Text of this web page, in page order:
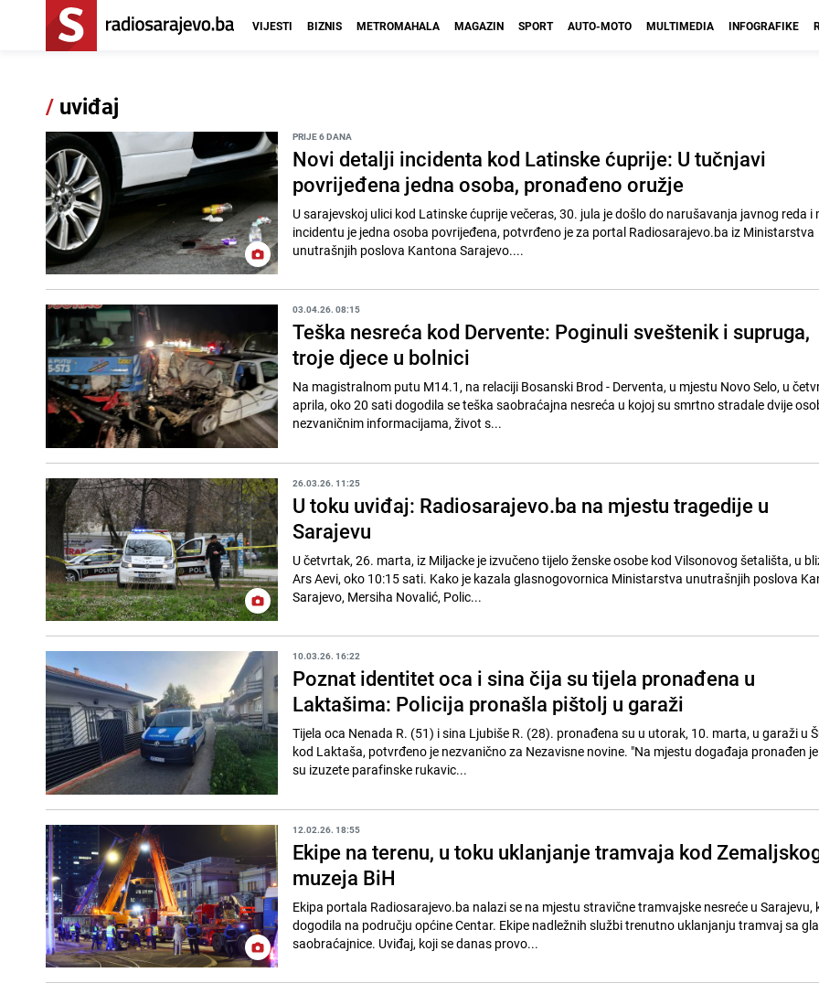
VIJESTI BIZNIS METROMAHALA MAGAZIN SPORT AUTO-MOTO MULTIMEDIA INFOGRAFIKE
/ uviđaj
PRIJE 6 DANA
Novi detalji incidenta kod Latinske ćuprije: U tučnjavi
povrijeđena jedna osoba, pronađeno oružje
U sarajevskoj ulici kod Latinske ćuprije večeras, 30. jula je došlo do narušavanja javnog reda i
incidentu je jedna osoba povrijeđena, potvrđeno je za portal Radiosarajevo.ba iz Ministarstva
unutrašnjih poslova Kantona Sarajevo....
03.04.26. 08:15
Teška nesreća kod Dervente: Poginuli sveštenik i supruga,
troje djece u bolnici
Na magistralnom putu M14.1, na relaciji Bosanski Brod - Derventa, u mjestu Novo Selo, u
aprila, oko 20 sati dogodila se teška saobraćajna nesreća u kojoj su smrtno stradale dvije
nezvaničnim informacijama, život s...
26.03.26. 11:25
U toku uviđaj: Radiosarajevo.ba na mjestu tragedije u
Sarajevu
U četvrtak, 26. marta, iz Miljacke je izvučeno tijelo ženske osobe kod Vilsonovog šetališta, u
Ars Aevi, oko 10:15 sati. Kako je kazala glasnogovornica Ministarstva unutrašnjih poslova
Sarajevo, Mersiha Novalić, Polic...
10.03.26. 16:22
Poznat identitet oca i sina čija su tijela pronađena u
Laktašima: Policija pronašla pištolj u garaži
Tijela oca Nenada R. (51) i sina Ljubiše R. (28). pronađena su u utorak, 10. marta, u garaži u
kod Laktaša, potvrđeno je nezvanično za Nezavisne novine. "Na mjestu događaja pronađen
su izuzete parafinske rukavic...
12.02.26. 18:55
Ekipe na terenu, u toku uklanjanje tramvaja kod
muzeja BiH
Ekipa portala Radiosarajevo.ba nalazi se na mjestu stravične tramvajske nesreće u Sarajevu,
dogodila na području općine Centar. Ekipe nadležnih službi trenutno uklanjanju tramvaj sa
saobraćajnice. Uviđaj, koji se danas provo...